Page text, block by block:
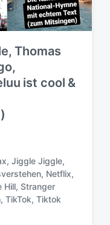
Thomas
ist cool &
, Jiggle Jiggle,
, Netflix,
Hill, Stranger
, TikTok, Tiktok